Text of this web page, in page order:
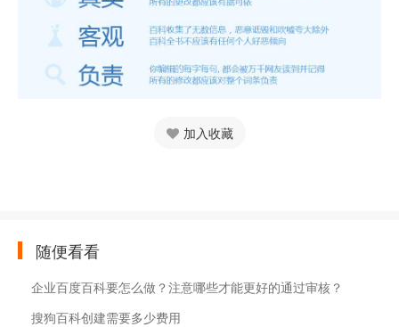
加入收藏
随便看看
企业百度百科要怎么做？注意哪些才能更好的通过审核？
搜狗百科创建需要多少费用